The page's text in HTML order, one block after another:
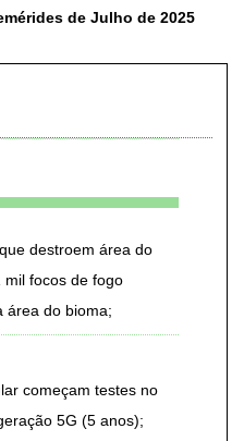
de Julho de 2025
destroem área do
mil focos de fogo
área do bioma
começam testes no
5G (5 anos)